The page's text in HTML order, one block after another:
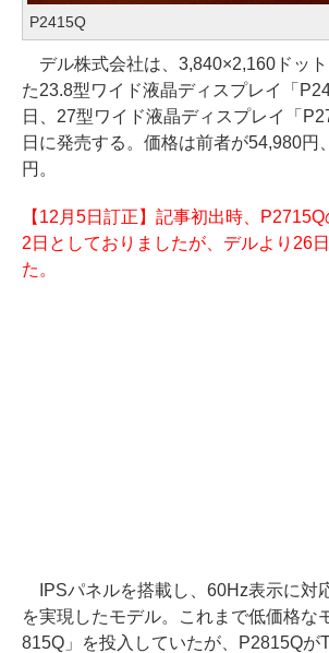
P2415Q
デル株式会社は、3,840×2,160ドッ
た23.8型ワイド液晶ディスプレイ「
日、27型ワイド液晶ディスプレイ「
日に発売する。価格は前者が54,980円
円。
【12月5日訂正】記事初出時、
2日としておりましたが、デルより26
た。
IPSパネルを搭載し、60Hz表示に対
を実現したモデル。これまで低価格な
815Q」を投入していたが、P2815Qが